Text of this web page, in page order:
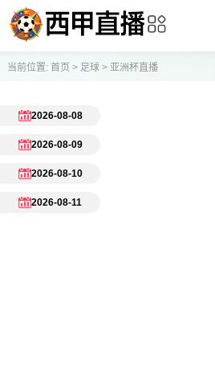
当前位置: 首页 > 足球> 亚洲杯直播
2026-08-08
2026-08-09
2026-08-10
2026-08-11